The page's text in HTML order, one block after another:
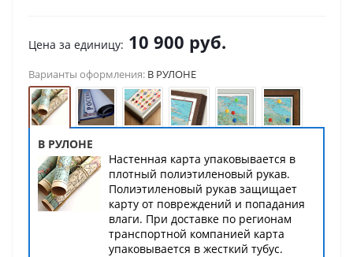
Цена за единицу: 10 900 руб.
Варианты оформления: В РУЛОНЕ
В РУЛОНЕ
Настенная карта упаковывается в
плотный полиэтиленовый рукав.
Полиэтиленовый рукав защищает
карту от повреждений и попадания
влаги. При доставке по регионам
транспортной компанией карта
упаковывается в жесткий тубус.